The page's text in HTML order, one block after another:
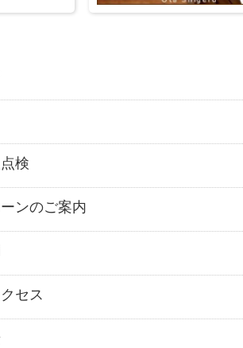
検
ンのご案内
セス